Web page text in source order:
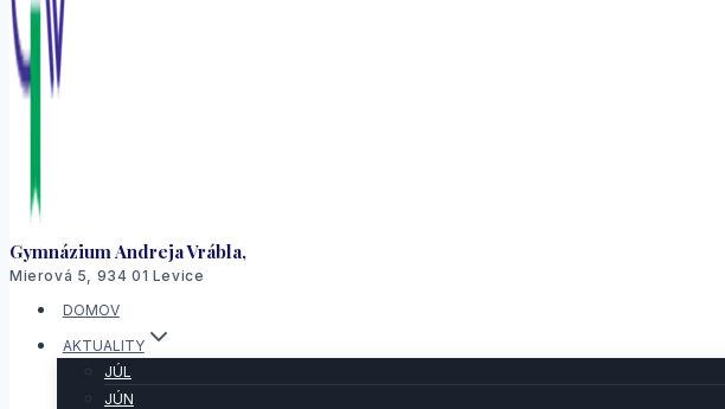
Gymnázium Andreja Vrábla,
Mierová 5, 934 01 Levice
DOMOV
AKTUALITY
JÚL
JÚN